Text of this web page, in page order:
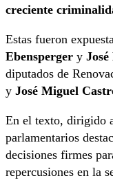
creciente
Estas fueron
Ebensperger y
diputados de
y José Miguel
En el texto, dirigido
parlamentarios
decisiones firmes
repercusiones en la